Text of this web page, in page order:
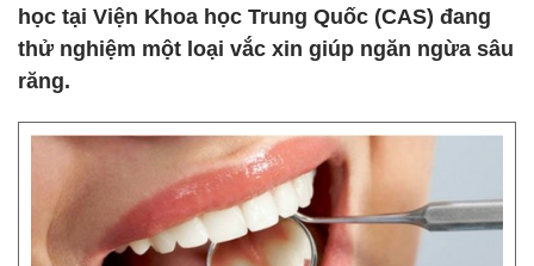
học tại Viện Khoa học Trung Quốc (CAS) đang
thử nghiệm một loại vắc xin giúp ngăn ngừa sâu
răng.